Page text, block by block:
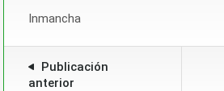
Inmancha
Publicación
anterior